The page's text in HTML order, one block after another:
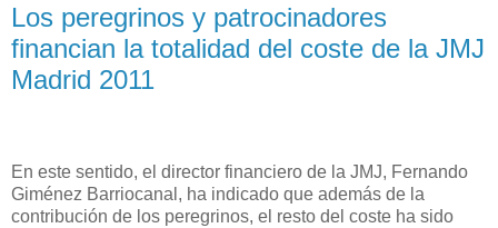
Los peregrinos y patrocinadores
financian la totalidad del coste de la JMJ
Madrid 2011
En este sentido, el director financiero de la JMJ, Fernando
Giménez Barriocanal, ha indicado que además de la
contribución de los peregrinos, el resto del coste ha sido